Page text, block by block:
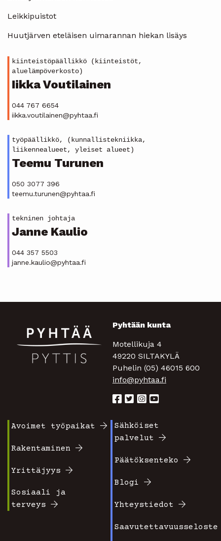
Leikkipuistot
Huutjärven eteläisen uimarannan hiekan lisäys
kiinteistöpäällikkö (kiinteistöt,
aluelämpöverkosto)
Iikka Voutilainen
044 767 6654
iikka.voutilainen@pyhtaa.fi
työpäällikkö, (kunnallistekniikka,
liikennealueet, yleiset alueet)
Teemu Turunen
050 3077 396
teemu.turunen@pyhtaa.fi
tekninen johtaja
Janne Kaulio
044 357 5503
janne.kaulio@pyhtaa.fi
Pyhtään kunta
Motellikuja 4
49220 SILTAKYLÄ
Puhelin (05) 46015 600
info@pyhtaa.fi
valikko
1
Avoimet työpaikat
Rakentaminen
Yrittäjyys
Sosiaali ja
terveys
Footer
2
Sähköiset
palvelut
Päätöksenteko
Blogi
Yhteystiedot
Saavutettavuusseloste